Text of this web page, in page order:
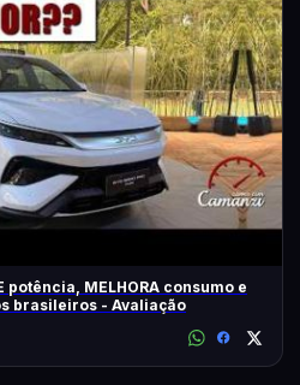
potência, MELHORA consumo e
brasileiros - Avaliação